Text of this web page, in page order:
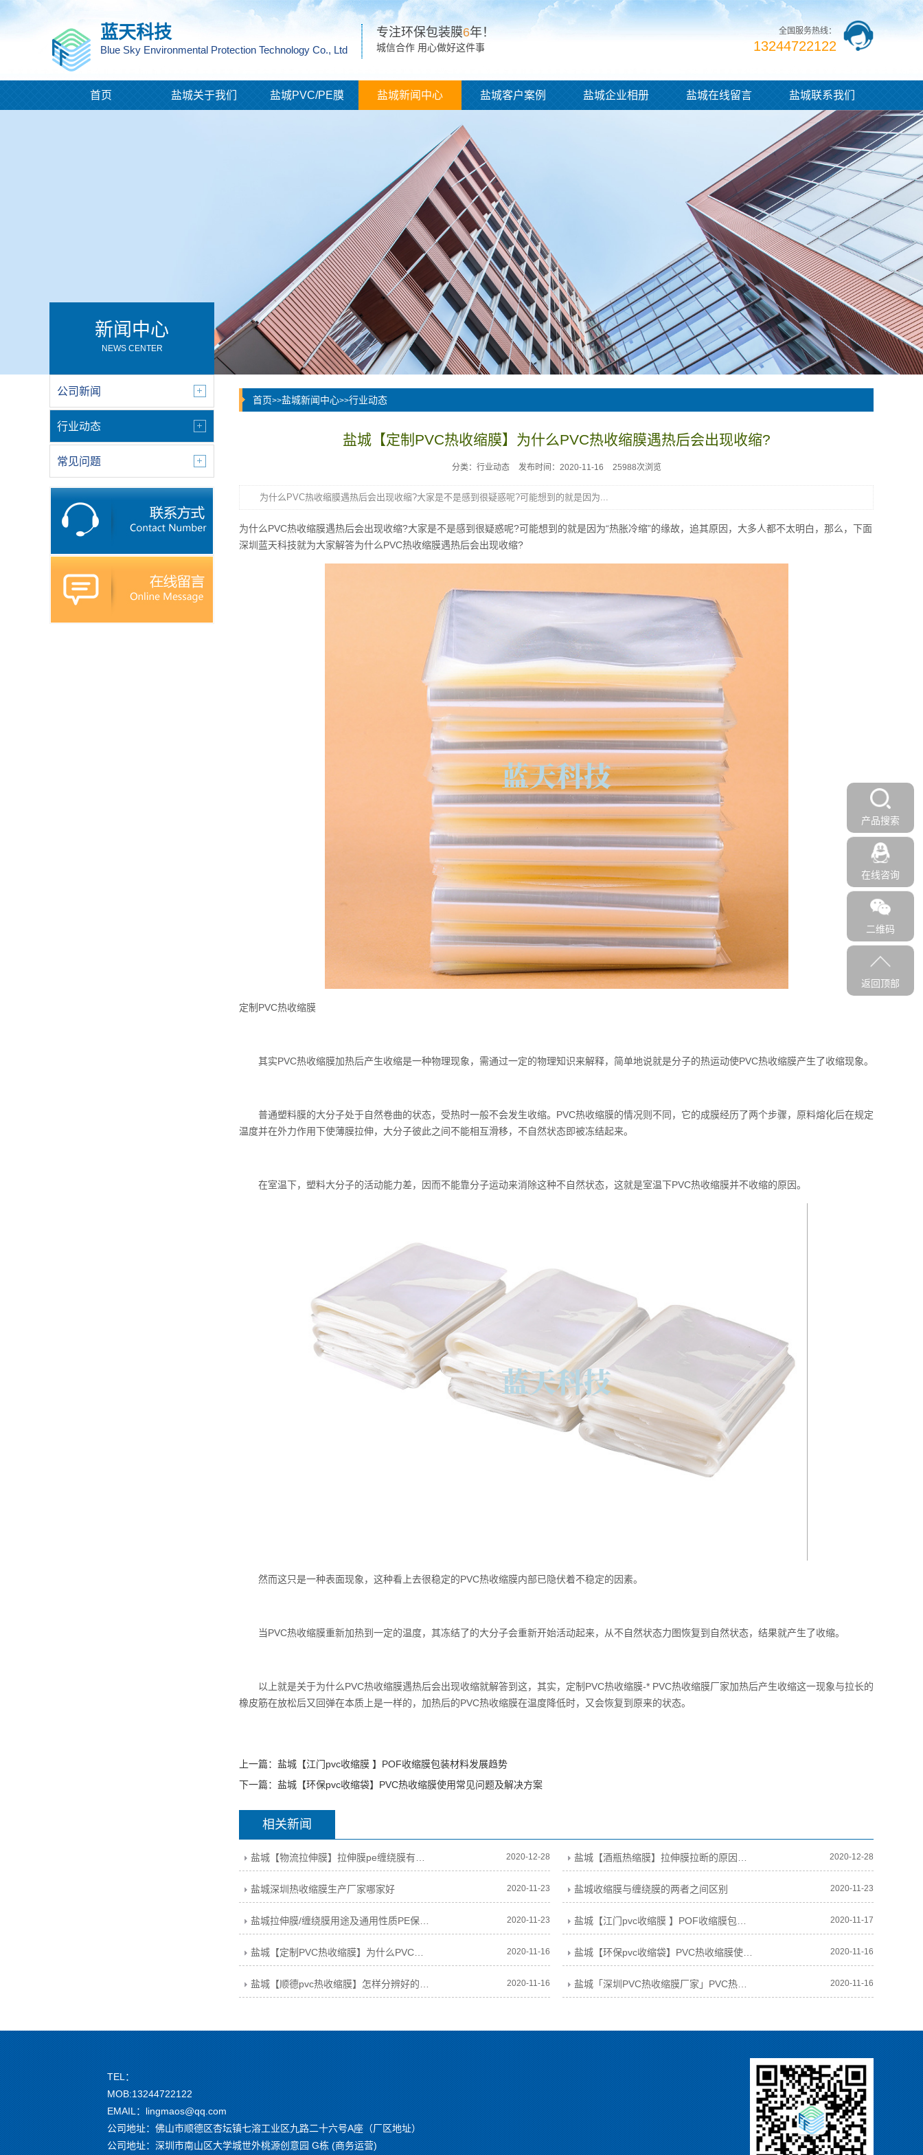
蓝天科技
Blue Sky Environmental Protection Technology Co., Ltd
专注环保包装膜6年！
城信合作 用心做好这件事
全国服务热线：
13244722122
首页 盐城关于我们 盐城PVC/PE膜 盐城新闻中心 盐城客户案例 盐城企业相册 盐城在线留言 盐城联系我们
新闻中心
NEWS CENTER
公司新闻
行业动态
常见问题
首页>>盐城新闻中心>>行业动态
盐城【定制PVC热收缩膜】为什么PVC热收缩膜遇热后会出现收缩?
分类：行业动态 发布时间：2020-11-16 25988次浏览
为什么PVC热收缩膜遇热后会出现收缩?大家是不是感到很疑惑呢?可能想到的就是因为...
为什么PVC热收缩膜遇热后会出现收缩?大家是不是感到很疑惑呢?可能想到的就是因为“热胀冷缩”的缘故，追其原因，大多人都不太明白，那么，下面
深圳蓝天科技就为大家解答为什么PVC热收缩膜遇热后会出现收缩?
定制PVC热收缩膜
其实PVC热收缩膜加热后产生收缩是一种物理现象，需通过一定的物理知识来解释，简单地说就是分子的热运动使PVC热收缩膜产生了收缩现象。
普通塑料膜的大分子处于自然卷曲的状态，受热时一般不会发生收缩。PVC热收缩膜的情况则不同，它的成膜经历了两个步骤，原料熔化后在规定
温度并在外力作用下使薄膜拉伸，大分子彼此之间不能相互滑移，不自然状态即被冻结起来。
在室温下，塑料大分子的活动能力差，因而不能靠分子运动来消除这种不自然状态，这就是室温下PVC热收缩膜并不收缩的原因。
然而这只是一种表面现象，这种看上去很稳定的PVC热收缩膜内部已隐伏着不稳定的因素。
当PVC热收缩膜重新加热到一定的温度，其冻结了的大分子会重新开始活动起来，从不自然状态力图恢复到自然状态，结果就产生了收缩。
以上就是关于为什么PVC热收缩膜遇热后会出现收缩就解答到这，其实，定制PVC热收缩膜-* PVC热收缩膜厂家加热后产生收缩这一现象与拉长的
橡皮筋在放松后又回弹在本质上是一样的，加热后的PVC热收缩膜在温度降低时，又会恢复到原来的状态。
上一篇： 盐城【江门pvc收缩膜 】POF收缩膜包装材料发展趋势
下一篇： 盐城【环保pvc收缩袋】PVC热收缩膜使用常见问题及解决方案
相关新闻
2020-12-28 2020-12-28
盐城深圳热收缩膜生产厂家哪家好 2020-11-23 盐城收缩膜与缠绕膜的两者之间区别 2020-11-23
2020-11-23 2020-11-17
2020-11-16 2020-11-16
2020-11-16 2020-11-16
TEL：
MOB:13244722122
EMAIL：lingmaos@qq.com
公司地址：佛山市顺德区杏坛镇七溶工业区九路二十六号A座（厂区地址）
公司地址：深圳市南山区大学城世外桃源创意园 G栋 (商务运营)
产品搜索
在线咨询
二维码
返回顶部